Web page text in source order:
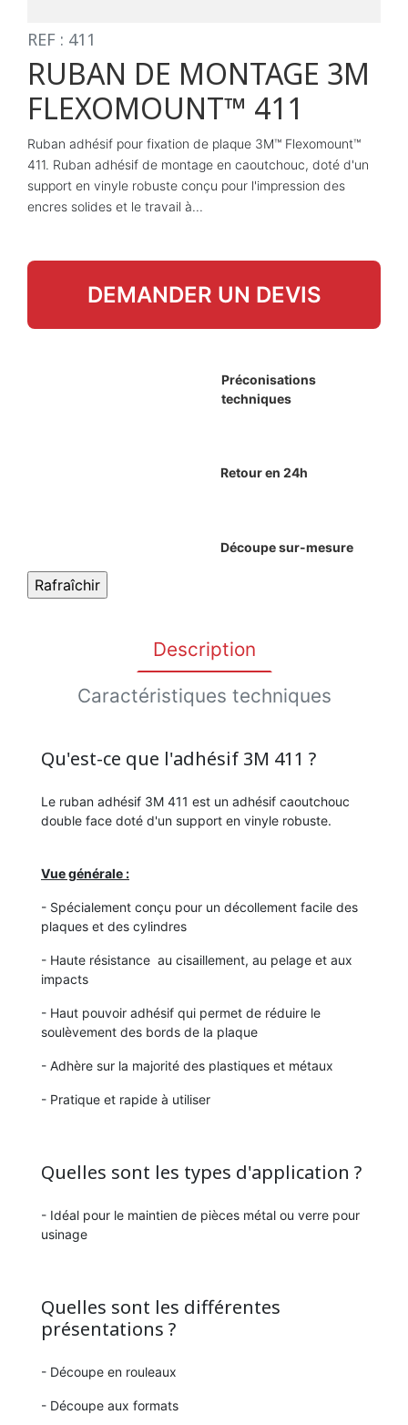
REF : 411
RUBAN DE MONTAGE 3M
FLEXOMOUNT™ 411
Ruban adhésif pour fixation de plaque 3M™ Flexomount™
411. Ruban adhésif de montage en caoutchouc, doté d'un
support en vinyle robuste conçu pour l'impression des
encres solides et le travail à...
DEMANDER UN DEVIS
Préconisations
techniques
Retour en 24h
Découpe sur-mesure
Description
Caractéristiques techniques
Qu'est-ce que l'adhésif 3M 411 ?
Le ruban adhésif 3M 411 est un adhésif caoutchouc
double face doté d'un support en vinyle robuste.
Vue générale :
- Spécialement conçu pour un décollement facile des
plaques et des cylindres
- Haute résistance au cisaillement, au pelage et aux
impacts
- Haut pouvoir adhésif qui permet de réduire le
soulèvement des bords de la plaque
- Adhère sur la majorité des plastiques et métaux
- Pratique et rapide à utiliser
Quelles sont les types d'application ?
- Idéal pour le maintien de pièces métal ou verre pour
usinage
Quelles sont les différentes
présentations ?
- Découpe en rouleaux
- Découpe aux formats